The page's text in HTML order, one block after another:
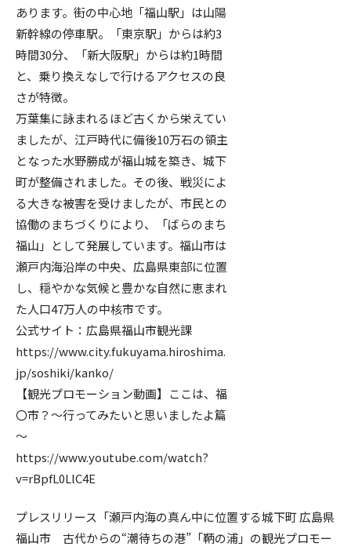
あります。街の中心地「福山駅」は山陽
新幹線の停車駅。「東京駅」からは約3
時間30分、「新大阪駅」からは約1時間
と、乗り換えなしで行けるアクセスの良
さが特徴。
万葉集に詠まれるほど古くから栄えてい
ましたが、江戸時代に備後10万石の領主
となった水野勝成が福山城を築き、城下
町が整備されました。その後、戦災によ
る大きな被害を受けましたが、市民との
協働のまちづくりにより、「ばらのまち
福山」として発展しています。福山市は
瀬戸内海沿岸の中央、広島県東部に位置
し、穏やかな気候と豊かな自然に恵まれ
た人口47万人の中核市です。
公式サイト：広島県福山市観光課
https://www.city.fukuyama.hiroshima.
jp/soshiki/kanko/
【観光プロモーション動画】ここは、福
〇市？～行ってみたいと思いましたよ篇
～
https://www.youtube.com/watch?
v=rBpfL0LlC4E
プレスリリース「瀬戸内海の真ん中に位置する城下町 広島県
福山市 古代からの“潮待ちの港”「鞆の浦」の観光プロモー